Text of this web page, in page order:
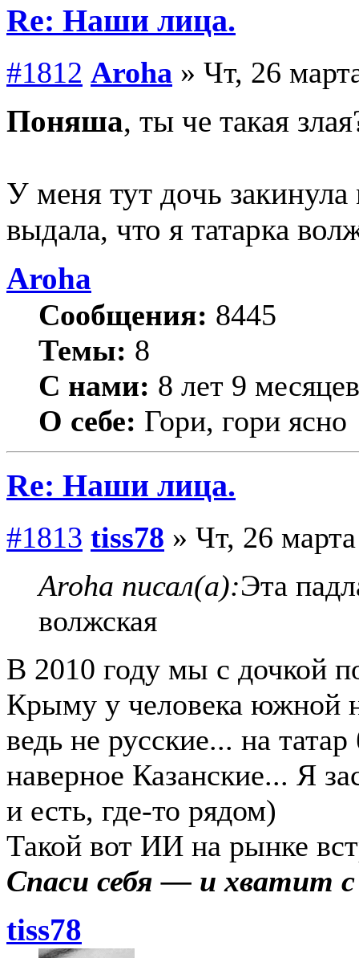
Re: Наши лица.
#1812 Aroha » Чт, 26
Поняша, ты че такая
У меня тут дочь
выдала, что я татарка
Aroha
Сообщения: 8445
Темы: 8
С нами: 8 лет 9 месяцев
О себе: Гори, гори ясно
Re: Наши лица.
#1813 tiss78 » Чт, 26
Aroha писал(а):Эта
волжская
В 2010 году мы с дочкой
Крыму у человека южной
ведь не русские... на
наверное Казанские... Я
и есть, где-то рядом)
Такой вот ИИ на рынке
Спаси себя — и хватит
tiss78